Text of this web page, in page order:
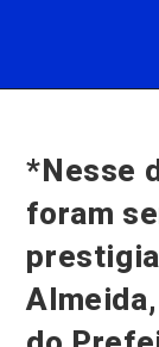
*Nesse
foram